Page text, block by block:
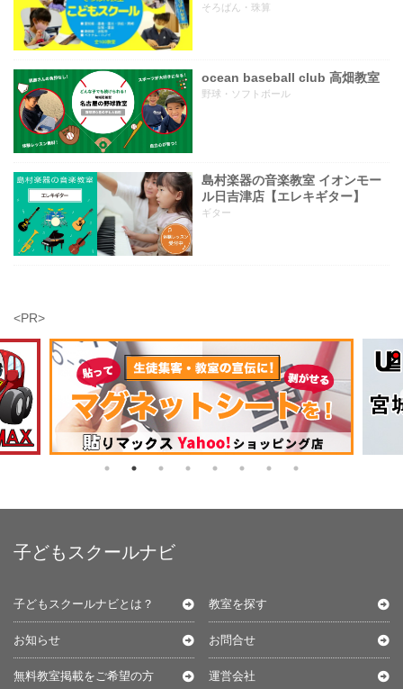
そろばん・珠算
ocean baseball club 高畑教室
野球・ソフトボール
島村楽器の音楽教室 イオンモー
ル日吉津店【エレキギター】
ギター
<PR>
子どもスクールナビ
子どもスクールナビとは？ 教室を探す
お知らせ お問合せ
無料教室掲載をご希望の方 運営会社